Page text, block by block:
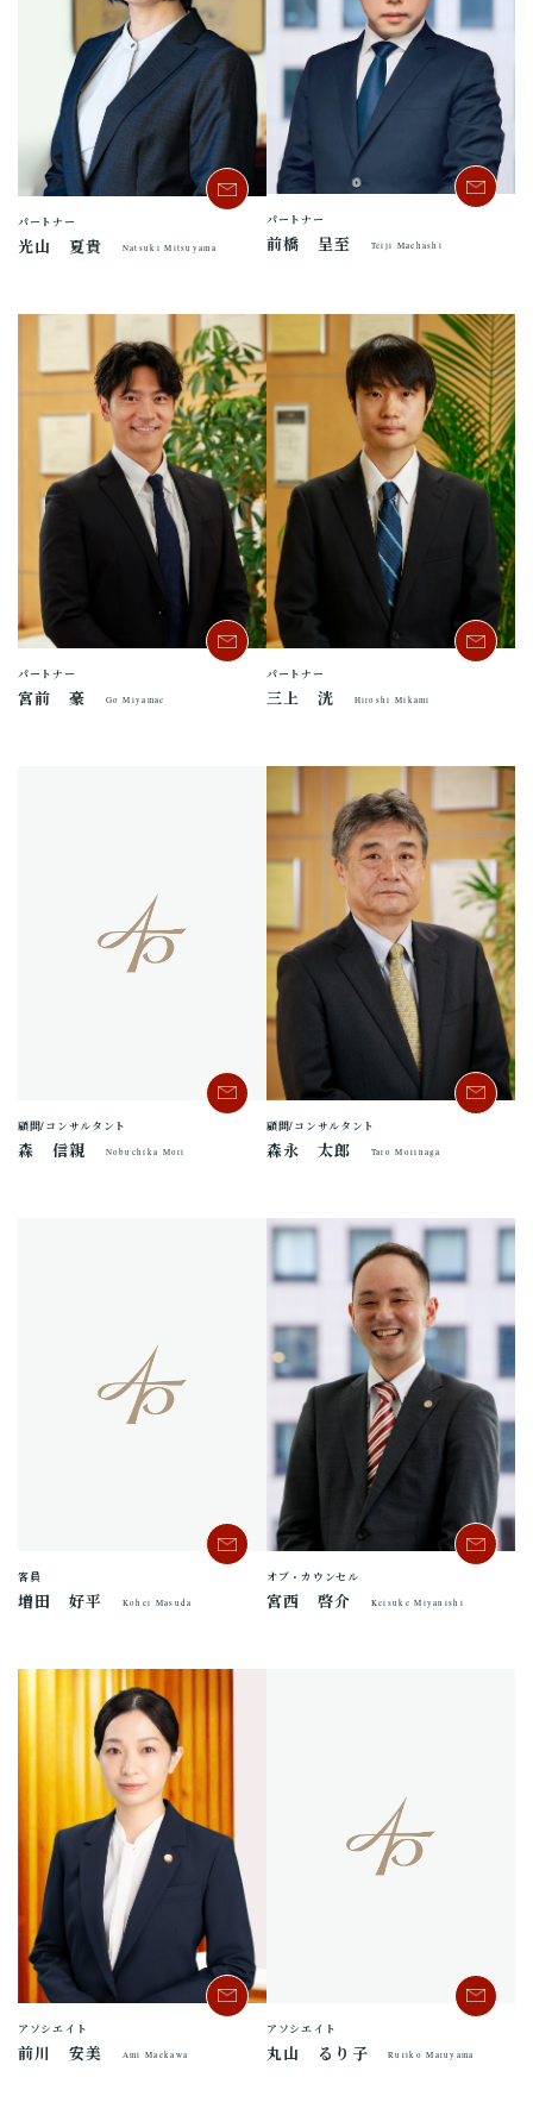
パートナー
光山 夏貴 Natsuki Mitsuyama
パートナー
前橋 呈至 Teiji Maehashi
パートナー
宮前 豪 Go Miyamae
パートナー
三上 洸 Hiroshi Mikami
顧問/コンサルタント
森 信親 Nobuchika Mori
顧問/コンサルタント
森永 太郎 Taro Morinaga
客員
増田 好平 Kohei Masuda
オブ・カウンセル
宮西 啓介 Keisuke Miyanishi
アソシエイト
前川 安美 Ami Maekawa
アソシエイト
丸山 るり子 Ruriko Maruyama